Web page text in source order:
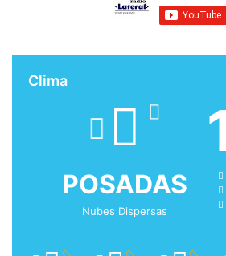
Clima
POSADAS
Nubes Dispersas